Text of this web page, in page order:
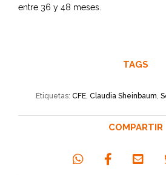
entre 36 y 48 meses.
TAGS
Etiquetas: CFE, Claudia Sheinbaum,
COMPARTIR